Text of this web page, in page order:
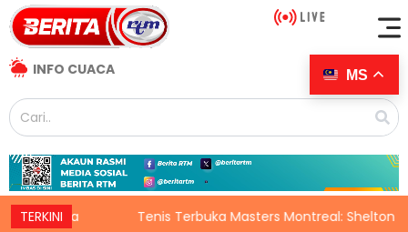
INFO CUACA
TERKINI Tenis Terbuka Masters Montreal: Shelton ke suku
MS